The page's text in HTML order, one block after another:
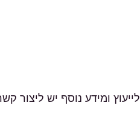
לייעוץ ומידע נוסף יש ליצור